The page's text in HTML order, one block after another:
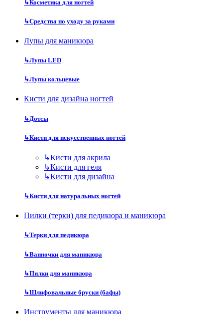
↳Косметика для ногтей
↳Средства по уходу за руками
Лупы для маникюра
↳Лупы LED
↳Лупы кольцевые
Кисти для дизайна ногтей
↳Дотсы
↳Кисти для искусственных ногтей
↳Кисти для акрила
↳Кисти для геля
↳Кисти для дизайна
↳Кисти для натуральных ногтей
Пилки (терки) для педикюра и маникюра
↳Терки для педикюра
↳Ванночки для маникюра
↳Пилки для маникюра
↳Шлифовальные бруски (бафы)
Инструменты для маникюра